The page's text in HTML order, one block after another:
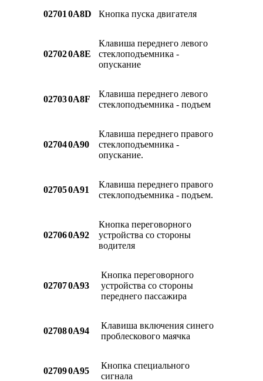
02701 0A8D Кнопка пуска двигателя
027020A8E
Клавиша переднего левого
стеклоподъемника -
опускание
027030A8F
Клавиша переднего левого
стеклоподъемника - подъем
027040A90
Клавиша переднего правого
стеклоподъемника -
опускание.
027050A91
Клавиша переднего правого
стеклоподъемника - подъем.
027060A92
Кнопка переговорного
устройства со стороны
водителя
027070A93
Кнопка переговорного
устройства со стороны
переднего пассажира
027080A94
Клавиша включения синего
проблескового маячка
027090A95
Кнопка специального
сигнала